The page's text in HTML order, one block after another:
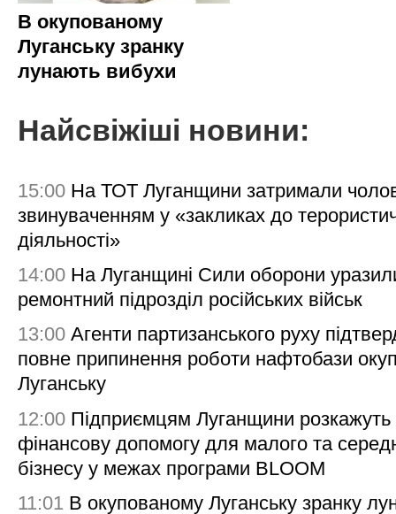
В окупованому
Луганську зранку
лунають вибухи
Найсвіжіші новини:
15:00 На ТОТ Луганщини затримали
звинуваченням у «закликах до
діяльності»
14:00 На Луганщині Сили оборони
ремонтний підрозділ російських військ
13:00 Агенти партизанського руху
повне припинення роботи нафтобази
Луганську
12:00 Підприємцям Луганщини розкажуть
фінансову допомогу для малого та
бізнесу у межах програми BLOOM
11:01 В окупованому Луганську зранку